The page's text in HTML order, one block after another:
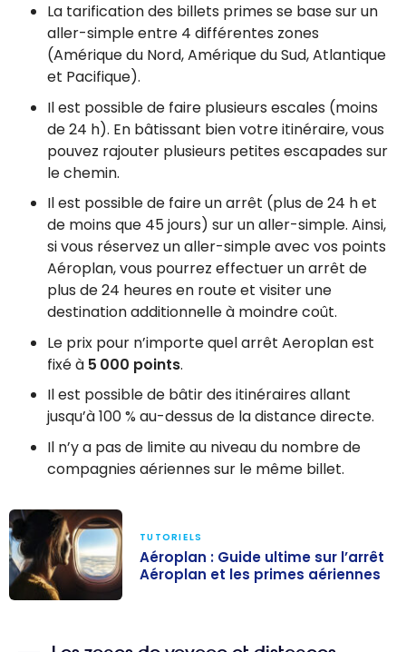
La tarification des billets primes se base sur un
aller-simple entre 4 différentes zones
(Amérique du Nord, Amérique du Sud, Atlantique
et Pacifique).
Il est possible de faire plusieurs escales (moins
de 24 h). En bâtissant bien votre itinéraire, vous
pouvez rajouter plusieurs petites escapades sur
le chemin.
Il est possible de faire un arrêt (plus de 24 h et
de moins que 45 jours) sur un aller-simple. Ainsi,
si vous réservez un aller-simple avec vos points
Aéroplan, vous pourrez effectuer un arrêt de
plus de 24 heures en route et visiter une
destination additionnelle à moindre coût.
Le prix pour n’importe quel arrêt Aeroplan est
fixé à 5 000 points.
Il est possible de bâtir des itinéraires allant
jusqu’à 100 % au-dessus de la distance directe.
Il n’y a pas de limite au niveau du nombre de
compagnies aériennes sur le même billet.
TUTORIELS
Aéroplan : Guide ultime sur l’arrêt
Aéroplan et les primes aériennes